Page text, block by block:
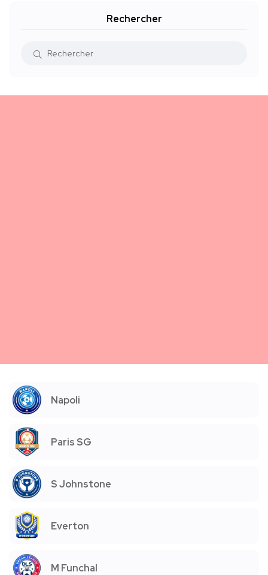
Rechercher
Napoli
Paris SG
S Johnstone
Everton
M Funchal